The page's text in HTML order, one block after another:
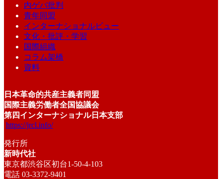
内ゲバ批判
青年同盟
インターナショナルビュー
文化・批評・学習
国際組織
コラム架橋
資料
日本革命的共産主義者同盟
国際主義労働者全国協議会
第四インターナショナル日本支部
https://jrcl.info/
発行所
新時代社
東京都渋谷区初台1-50-4-103
電話 03-3372-9401